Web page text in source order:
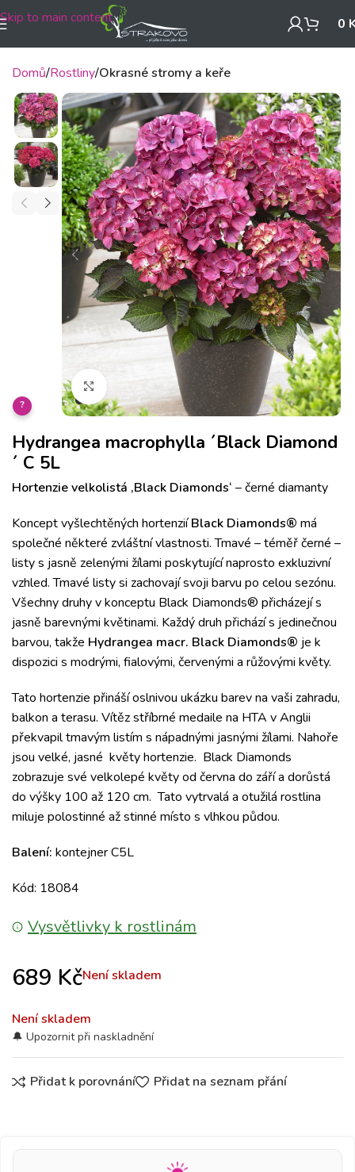
Skip to main content 0
Domů Rostliny Okrasné stromy a keře
Klikněte pro zvětšení
?
Hydrangea macrophylla ´Black Diamond
´ C 5L
Hortenzie velkolistá ‚Black Diamonds‘ – černé diamanty
Koncept vyšlechtěných hortenziíBlack Diamonds® má
společné některé zvláštní vlastnosti. Tmavé – téměř černé –
listy s jasně zelenými žílami poskytující naprosto exkluzivní
vzhled. Tmavé listy si zachovají svoji barvu po celou sezónu.
Všechny druhy v konceptu Black Diamonds® přicházejí s
jasně barevnými květinami. Každý druh přichází s jedinečnou
barvou, takže Hydrangea macr. Black Diamonds® je k
dispozici s modrými, fialovými, červenými a růžovými květy.
Tato hortenzie přináší oslnivou ukázku barev na vaši zahradu,
balkon a terasu. Vítěz stříbrné medaile na HTA v Anglii
překvapil tmavým listím s nápadnými jasnými žílami. Nahoře
jsou velké, jasné květy hortenzie. Black Diamonds
zobrazuje své velkolepé květy od června do září a dorůstá
do výšky 100 až 120 cm. Tato vytrvalá a otužilá rostlina
miluje polostinné až stinné místo s vlhkou půdou.
Balení: kontejner C5L
Kód: 18084
Vysvětlivky k rostlinám
689 KčNení skladem
Není skladem
Přidat k porovnání Přidat na seznam přání